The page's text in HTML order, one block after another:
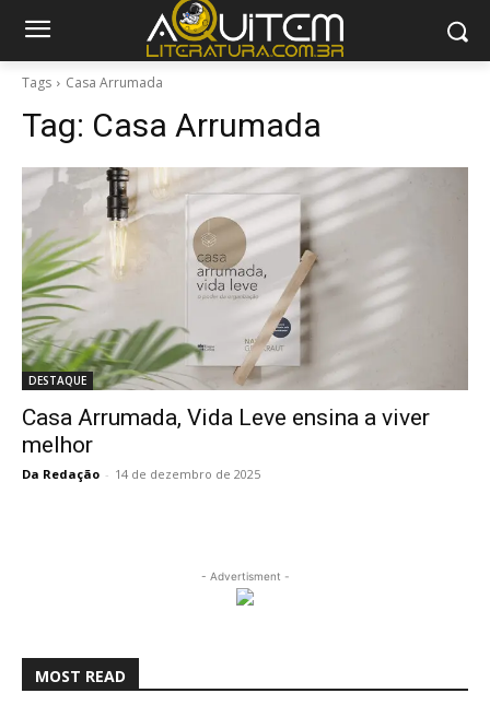
Tags Casa Arrumada
Tag: Casa Arrumada
DESTAQUE
Casa Arrumada, Vida Leve ensina a viver
melhor
Da Redação - 14 de dezembro de 2025
- Advertisment -
MOST READ